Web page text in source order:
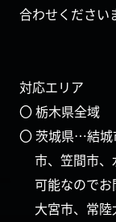
合わせください
対応エリア
〇 栃木県全域
〇 茨城県…結城
市、笠間市
可能なので
大宮市、常